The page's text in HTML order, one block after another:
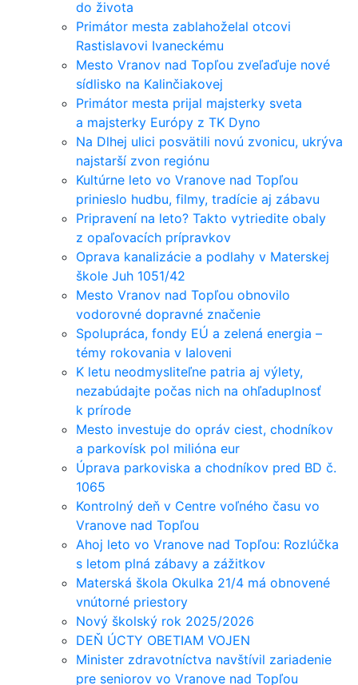
do života
Primátor mesta zablahoželal otcovi
Rastislavovi Ivaneckému
Mesto Vranov nad Topľou zveľaďuje nové
sídlisko na Kalinčiakovej
Primátor mesta prijal majsterky sveta
a majsterky Európy z TK Dyno
Na Dlhej ulici posvätili novú zvonicu, ukrýva
najstarší zvon regiónu
Kultúrne leto vo Vranove nad Topľou
prinieslo hudbu, filmy, tradície aj zábavu
Pripravení na leto? Takto vytriedite obaly
z opaľovacích prípravkov
Oprava kanalizácie a podlahy v Materskej
škole Juh 1051/42
Mesto Vranov nad Topľou obnovilo
vodorovné dopravné značenie
Spolupráca, fondy EÚ a zelená energia –
témy rokovania v Ialoveni
K letu neodmysliteľne patria aj výlety,
nezabúdajte počas nich na ohľaduplnosť
k prírode
Mesto investuje do opráv ciest, chodníkov
a parkovísk pol milióna eur
Úprava parkoviska a chodníkov pred BD č.
1065
Kontrolný deň v Centre voľného času vo
Vranove nad Topľou
Ahoj leto vo Vranove nad Topľou: Rozlúčka
s letom plná zábavy a zážitkov
Materská škola Okulka 21/4 má obnovené
vnútorné priestory
Nový školský rok 2025/2026
DEŇ ÚCTY OBETIAM VOJEN
Minister zdravotníctva navštívil zariadenie
pre seniorov vo Vranove nad Topľou